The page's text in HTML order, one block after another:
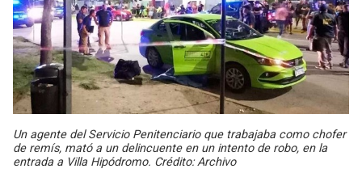
Un agente del Servicio Penitenciario que trabajaba como chofer
de remís, mató a un delincuente en un intento de robo, en la
entrada a Villa Hipódromo. Crédito: Archivo